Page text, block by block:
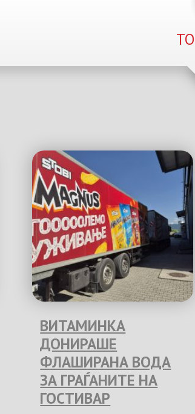
ВИТАМИНКА
ДОНИРАШЕ
ФЛАШИРАНА ВОДА
ЗА ГРАЃАНИТЕ НА
ГОСТИВАР